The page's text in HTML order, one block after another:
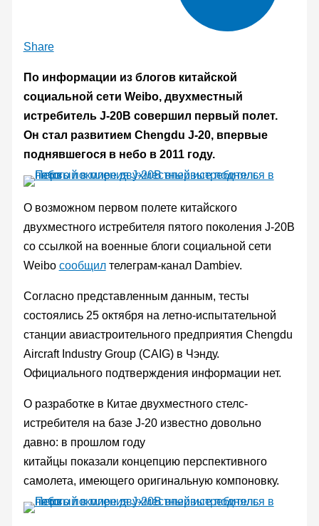
Share
По информации из блогов китайской
социальной сети Weibo, двухместный
истребитель J-20B совершил первый полет.
Он стал развитием Chengdu J-20, впервые
поднявшегося в небо в 2011 году.
О возможном первом полете китайского
двухместного истребителя пятого поколения J-20B
со ссылкой на военные блоги социальной сети
Weibo сообщилтелеграм-канал Dambiev.
Согласно представленным данным, тесты
состоялись 25 октября на летно-испытательной
станции авиастроительного предприятия Chengdu
Aircraft Industry Group (CAIG) в Чэнду.
Официального подтверждения информации нет.
О разработке в Китае двухместного стелс-
истребителя на базе J-20 известно довольно
давно: в прошлом году
китайцы показали концепцию перспективного
самолета, имеющего оригинальную компоновку.